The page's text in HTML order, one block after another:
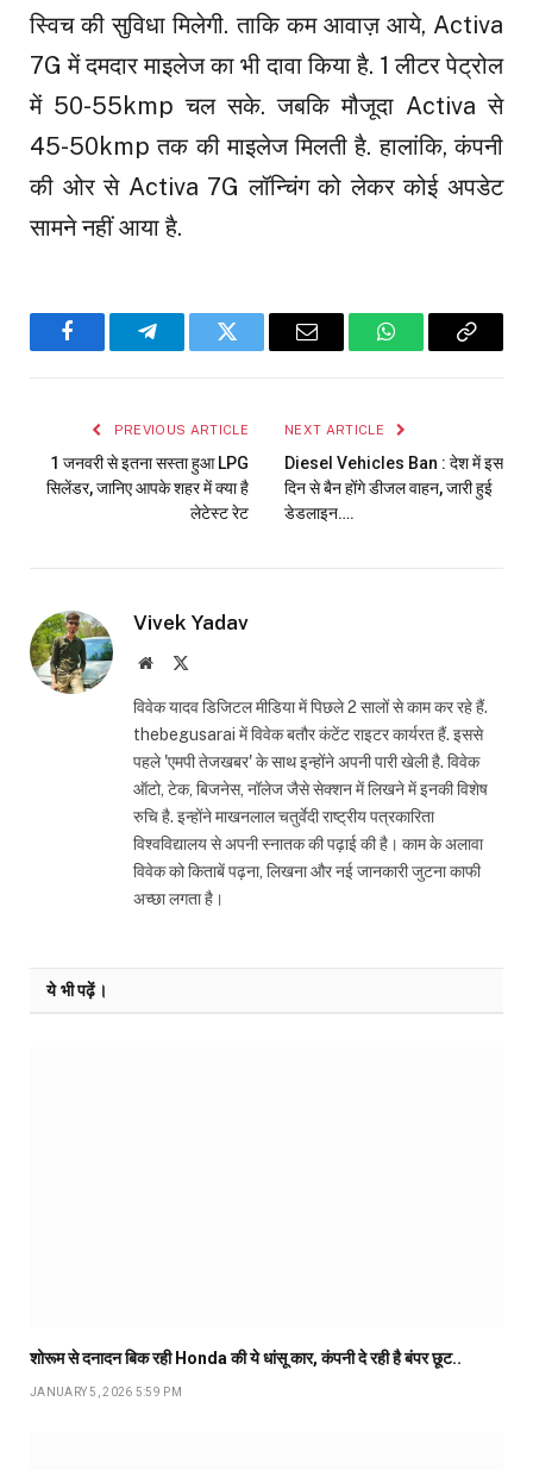
स्विच की सुविधा मिलेगी. ताकि कम आवाज़ आये, Activa
7G में दमदार माइलेज का भी दावा किया है. 1 लीटर पेट्रोल
में 50-55kmp चल सके. जबकि मौजूदा Activa से
45-50kmp तक की माइलेज मिलती है. हालांकि, कंपनी
की ओर से Activa 7G लॉन्चिंग को लेकर कोई अपडेट
सामने नहीं आया है.
FacebookTelegramTwitter Email WhatsAppCopy
PREVIOUS ARTICLE
1 जनवरी से इतना सस्ता हुआ LPG
सिलेंडर, जानिए आपके शहर में क्या है
लेटेस्ट रेट
NEXT ARTICLE
Diesel Vehicles Ban : देश में इस
दिन से बैन होंगे डीजल वाहन, जारी हुई
डेडलाइन….
Vivek Yadav
Website
विवेक यादव डिजिटल मीडिया में पिछले 2 सालों से काम कर रहे हैं.
thebegusarai में विवेक बतौर कंटेंट राइटर कार्यरत हैं. इससे
पहले 'एमपी तेजखबर' के साथ इन्होंने अपनी पारी खेली है. विवेक
ऑटो, टेक, बिजनेस, नॉलेज जैसे सेक्शन में लिखने में इनकी विशेष
रुचि है. इन्होंने माखनलाल चतुर्वेदी राष्ट्रीय पत्रकारिता
विश्वविद्यालय से अपनी स्नातक की पढ़ाई की है। काम के अलावा
विवेक को किताबें पढ़ना, लिखना और नई जानकारी जुटना काफी
अच्छा लगता है।
ये भी पढ़ें।
शोरूम से दनादन बिक रही Honda की ये धांसू कार, कंपनी दे रही है बंपर छूट..
JANUARY 5, 2026 5:59 PM